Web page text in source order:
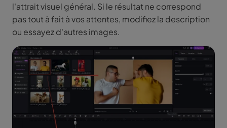
l'attrait visuel général. Si le résultat ne correspond
pas tout à fait à vos attentes, modifiez la description
ou essayez d'autres images.